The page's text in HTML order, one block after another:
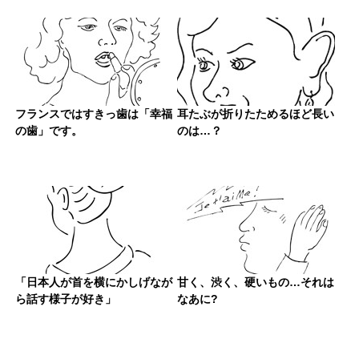
フランスではすきっ歯は「幸福
の歯」です。
耳たぶが折りたためるほど長い
のは…？
「日本人が首を横にかしげなが
ら話す様子が好き」
甘く、渋く、硬いもの…それは
なあに?